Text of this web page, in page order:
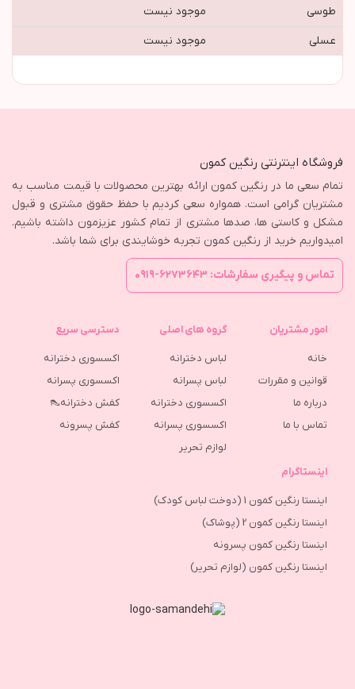
طوسی
موجود نیست
عسلی
موجود نیست
فروشگاه اینترنتی رنگین کمون
تمام سعی ما در رنگین کمون ارائه بهترین محصولات با قیمت مناسب به
مشتریان گرامی است. همواره سعی کردیم با حفظ حقوق مشتری و قبول
مشکل و کاستی ها، صدها مشتری از تمام کشور عزیزمون داشته باشیم.
امیدواریم خرید از رنگین کمون تجربه خوشایندی برای شما باشد.
تماس و پیگیری سفارشات: ۶۲۷۳۶۴۳-۰۹۱۹
امور مشتریان
خانه
قوانین و مقررات
درباره ما
تماس با ما
گروه های اصلی
لباس دخترانه
لباس پسرانه
اکسسوری دخترانه
اکسسوری پسرانه
لوازم تحریر
دسترسی سریع
اکسسوری دخترانه
اکسسوری پسرانه
کفش دخترانه👠
كفش پسرونه
اینستاگرام
اینستا رنگین کمون 1 (دوخت لباس کودک)
اینستا رنگین کمون 2 (پوشاک)
اینستا رنگین کمون پسرونه
اینستا رنگین کمون (لوازم تحریر)